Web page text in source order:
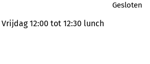
Gesloten
12:00 tot 12:30 lunch